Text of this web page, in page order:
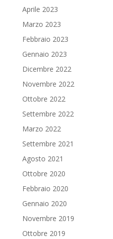
Aprile 2023
Marzo 2023
Febbraio 2023
Gennaio 2023
Dicembre 2022
Novembre 2022
Ottobre 2022
Settembre 2022
Marzo 2022
Settembre 2021
Agosto 2021
Ottobre 2020
Febbraio 2020
Gennaio 2020
Novembre 2019
Ottobre 2019